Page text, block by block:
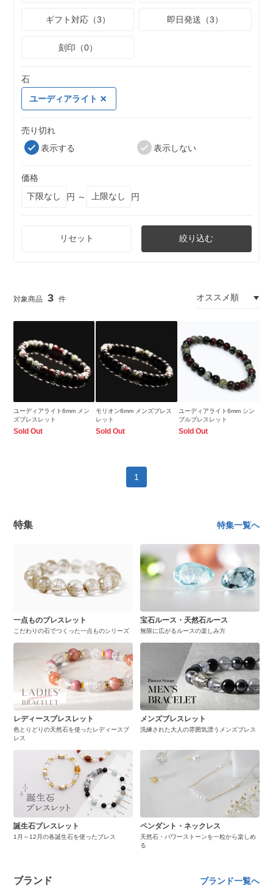
ギフト対応（3） 即日発送（3）
刻印（0）
石
ユーディアライト
売り切れ
表示する
表示しない
価格
円 ～
円
リセット 絞り込む
3
ユーディアライト6mm メン
ズブレスレット
Sold Out
モリオン6mm メンズブレス
レット
Sold Out
ユーディアライト6mm シン
プルブレスレット
Sold Out
1
特集 特集一覧へ
一点ものブレスレット
こだわりの石でつくった一点ものシリーズ
宝石ルース・天然石ルース
無限に広がるルースの楽しみ方
レディースブレスレット
色とりどりの天然石を使ったレディースブ
レス
メンズブレスレット
洗練された大人の雰囲気漂うメンズブレス
誕生石ブレスレット
1月～12月の各誕生石を使ったブレス
ペンダント・ネックレス
天然石・パワーストーンを一粒から楽しめ
る
ブランド ブランド一覧へ